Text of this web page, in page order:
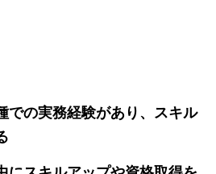
での実務経験があり、スキル